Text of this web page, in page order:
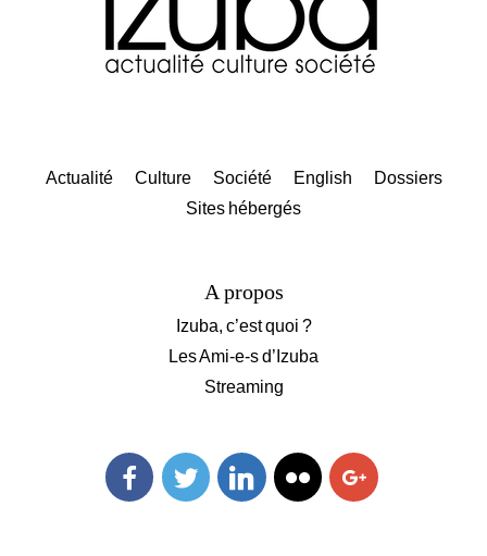
Actualité Culture Société English
Dossiers
Sites hébergés
A propos
Izuba, c’est quoi ?
Les Ami-e-s d’Izuba
Streaming